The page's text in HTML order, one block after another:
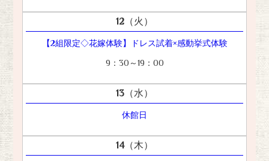
12 （火）
【2組限定◇花嫁体験】ドレス試着×感動挙式体験
9：30～19：00
13 （水）
休館日
14（木）